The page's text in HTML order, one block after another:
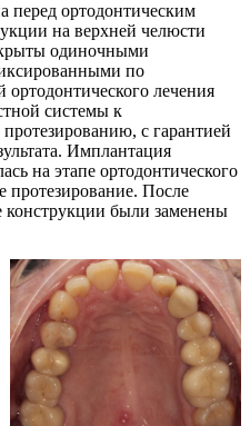
перед ортодонтическим
на верхней челюсти
одиночными
по
ортодонтического лечения
системы к
с гарантией
Имплантация
на этапе ортодонтического
протезирование. После
конструкции были заменены